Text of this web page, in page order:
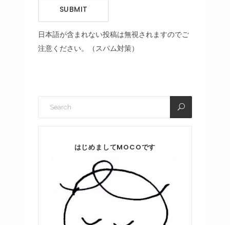
SUBMIT
日本語が含まれない投稿は無視されますのでご
注意ください。（スパム対策）
はじめましてMOCOです